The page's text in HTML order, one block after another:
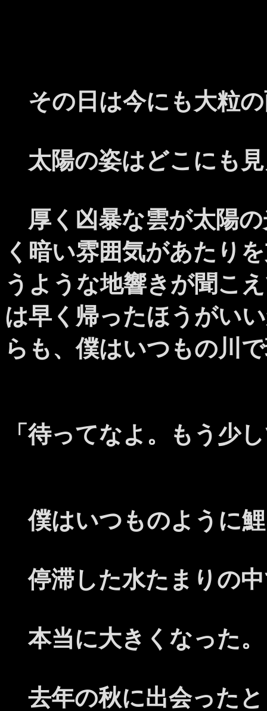
その日は今にも大粒
太陽の姿はどこにも
厚く凶暴な雲が太陽
く暗い雰囲気があたり
うような地響きが聞こ
は早く帰ったほうがい
らも、僕はいつもの川
「待ってなよ。もう少
僕はいつものように
停滞した水たまりの
本当に大きくなった。
去年の秋に出会った